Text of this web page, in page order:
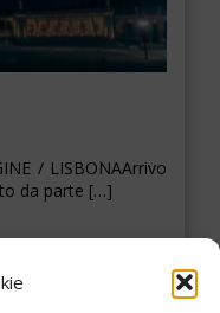
/ LISBONAArrivo
da parte […]